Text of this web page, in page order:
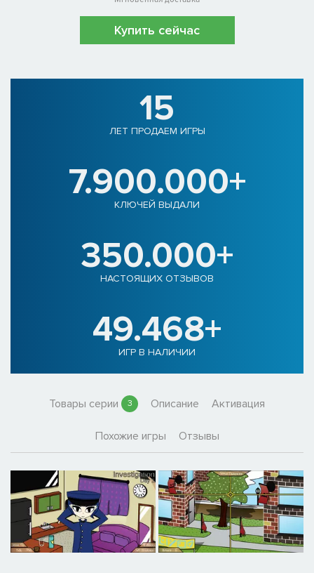
Купить сейчас
15
ЛЕТ ПРОДАЕМ ИГРЫ
7.900.000+
КЛЮЧЕЙ ВЫДАЛИ
350.000+
НАСТОЯЩИХ ОТЗЫВОВ
49.468+
ИГР В НАЛИЧИИ
Товары серии 3 Описание Активация
Похожие игры Отзывы